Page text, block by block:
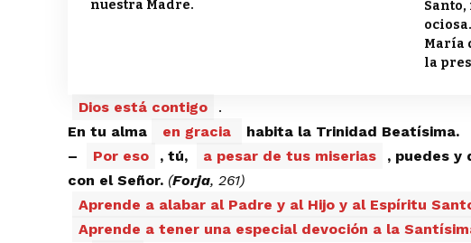
nuestra Madre.
María
la
Dios está contigo
.
En tu alma
en gracia
habita la Trinidad Beatísima.
–
Por eso , tú, a pesar de tus miserias
, puedes y
con el Señor. (Forja, 261)
Aprende a alabar al Padre y al Hijo y al Espíritu
Aprende a tener una especial devoción a la